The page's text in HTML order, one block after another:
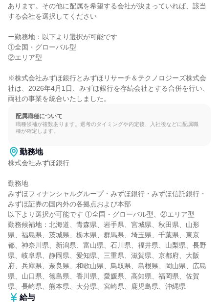
あります。その他に配属を希望する会社が決まっていれば、該当
する会社を選択してください
ー勤務地：以下より選択が可能です
①全国・グローバル型
②エリア型
※株式会社みずほ銀行とみずほリサーチ＆テクノロジーズ株式会
社は、2026年4月1日、みずほ銀行を存続会社とする合併を行い、
両社の事業を統合いたしました。
配属職種について
職種候補が複数あります。選考のタイミングや内定後、入社後などに配属職
種が確定します。
勤務地
株式会社みずほ銀行
勤務地
みずほフィナンシャルグループ・みずほ銀行・みずほ信託銀行・
みずほ証券の国内外の各拠点および本部
以下より選択が可能です ①全国・グローバル型、②エリア型
勤務候補地：北海道、青森県、岩手県、宮城県、秋田県、山形
県、福島県、茨城県、栃木県、群馬県、埼玉県、千葉県、東京
都、神奈川県、新潟県、富山県、石川県、福井県、山梨県、長野
県、岐阜県、静岡県、愛知県、三重県、滋賀県、京都府、大阪
府、兵庫県、奈良県、和歌山県、鳥取県、島根県、岡山県、広島
県、山口県、徳島県、香川県、愛媛県、高知県、福岡県、佐賀
県、長崎県、熊本県、大分県、宮崎県、鹿児島県、沖縄県
給与